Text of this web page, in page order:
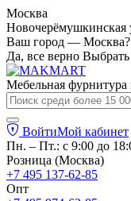
Москва
Новочерёмушкинская
Ваш город — Москва?
Да, все верно Выбрать
Мебельная фурнитура
ВойтиМой кабинет
Пн. – Пт.: с 9:00 до
Розница (Москва)
+7 495 137-62-85
Опт